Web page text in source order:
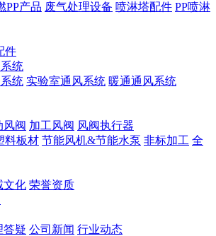
PP产品 废气处理设备 喷淋塔配件 PP喷淋
件
统
统 实验室通风系统 暖通通风系统
风阀 加工风阀 风阀执行器
料板材 节能风机&节能水泵 非标加工 全
文化 荣誉资质
答疑 公司新闻 行业动态